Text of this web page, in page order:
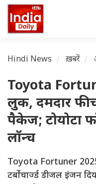
Hindi News ख़बरें
Toyota
लुक, दमदार
पैकेज; टोयोटा
लॉन्च
Toyota Fortuner
टर्बोचार्ज्ड डीजल इंजन